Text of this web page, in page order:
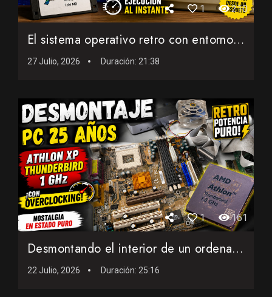
1 210
El sistema operativo retro con entorno gráfico que cabe en ...
27 Julio, 2026 Duración: 21:38
1 161
Desmontando el interior de un ordenador AMD de 25 años con...
22 Julio, 2026 Duración: 25:16